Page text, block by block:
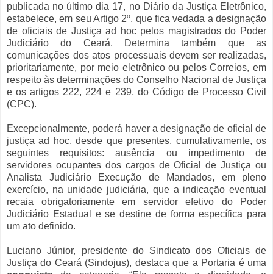
publicada no último dia 17, no Diário da Justiça Eletrônico,
estabelece, em seu Artigo 2º, que fica vedada a designação
de oficiais de Justiça ad hoc pelos magistrados do Poder
Judiciário do Ceará. Determina também que as
comunicações dos atos processuais devem ser realizadas,
prioritariamente, por meio eletrônico ou pelos Correios, em
respeito às determinações do Conselho Nacional de Justiça
e os artigos 222, 224 e 239, do Código de Processo Civil
(CPC).
Excepcionalmente, poderá haver a designação de oficial de
justiça ad hoc, desde que presentes, cumulativamente, os
seguintes requisitos: ausência ou impedimento de
servidores ocupantes dos cargos de Oficial de Justiça ou
Analista Judiciário Execução de Mandados, em pleno
exercício, na unidade judiciária, que a indicação eventual
recaia obrigatoriamente em servidor efetivo do Poder
Judiciário Estadual e se destine de forma específica para
um ato definido.
Luciano Júnior, presidente do Sindicato dos Oficiais de
Justiça do Ceará (Sindojus), destaca que a Portaria é uma